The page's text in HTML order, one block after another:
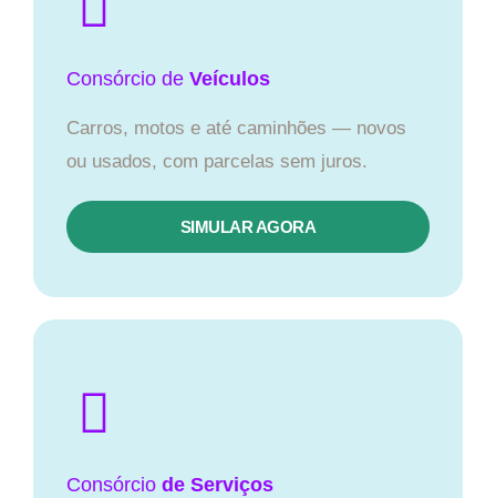
Consórcio de Veículos
Carros, motos e até caminhões — novos
ou usados, com parcelas sem juros.
SIMULAR AGORA
Consórcio de Serviços